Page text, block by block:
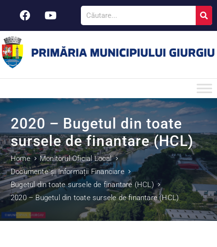
2020 – Bugetul din toate
sursele de finantare (HCL)
Home
Monitorul Oficial Local
Documente și Informații Financiare
Bugetul din toate sursele de finantare (HCL)
2020 – Bugetul din toate sursele de finantare (HCL)